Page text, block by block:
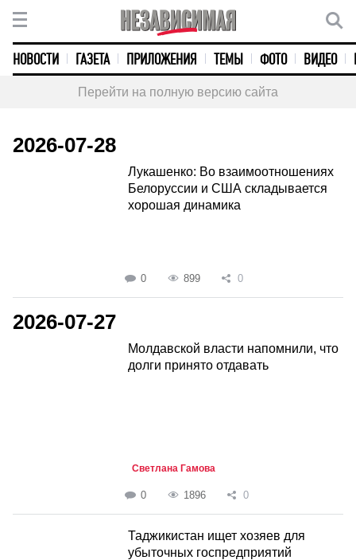
НОВОСТИ ГАЗЕТА ПРИЛОЖЕНИЯ ТЕМЫ ФОТО ВИДЕО
Перейти на полную версию сайта
2026-07-28
Лукашенко: Во взаимоотношениях
Белоруссии и США складывается
хорошая динамика
0 899 0
2026-07-27
Молдавской власти напомнили, что
долги принято отдавать
Светлана Гамова
0 1896 0
Таджикистан ищет хозяев для
убыточных госпредприятий